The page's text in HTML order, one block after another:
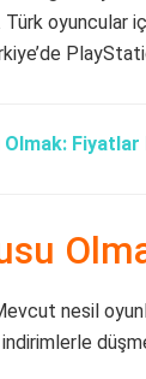
oyuncular
Olmak: Fiyatlar
nesil